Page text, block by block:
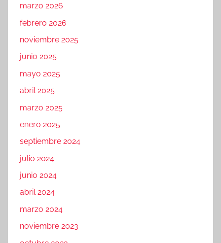
marzo 2026
febrero 2026
noviembre 2025
junio 2025
mayo 2025
abril 2025
marzo 2025
enero 2025
septiembre 2024
julio 2024
junio 2024
abril 2024
marzo 2024
noviembre 2023